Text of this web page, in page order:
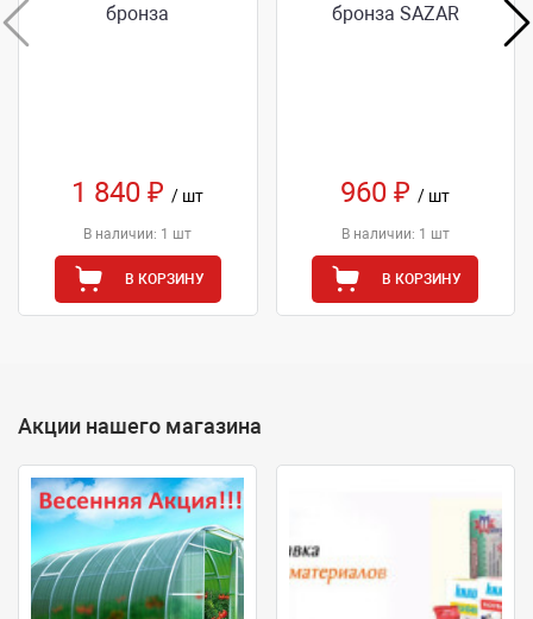
бронза
1 840 ₽/ шт
В наличии: 1 шт
В КОРЗИНУ
бронза SAZAR
960 ₽/ шт
В наличии: 1 шт
В КОРЗИНУ
Акции нашего магазина